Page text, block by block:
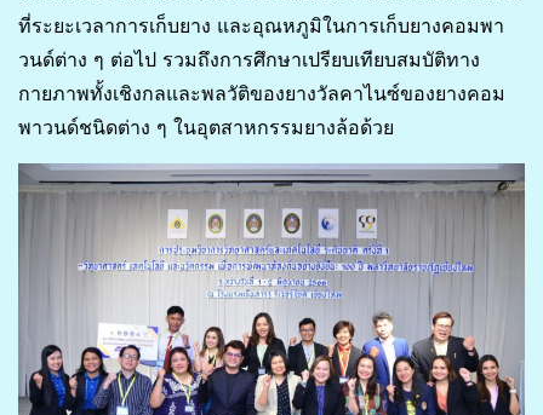
ที่ระยะเวลาการเก็บยาง และอุณหภูมิในการเก็บยางคอมพา
วนด์ต่าง ๆ ต่อไป รวมถึงการศึกษาเปรียบเทียบสมบัติทาง
กายภาพทั้งเชิงกลและพลวัติของยางวัลคาไนซ์ของยางคอม
พาวนด์ชนิดต่าง ๆ ในอุตสาหกรรมยางล้อด้วย